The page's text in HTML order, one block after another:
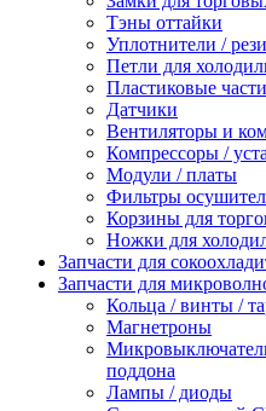
Тэны оттайки
Уплотнители /
Петли для
Пластиковые
Датчики
Вентиляторы и
Компрессоры /
Модули / платы
Фильтры
Корзины для
Ножки для
Запчасти для
Запчасти для
Кольца / винты /
Магнетроны
поддона
Лампы / диоды